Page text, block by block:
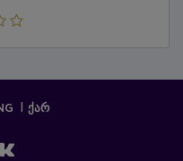
ᲥᲐᲠ